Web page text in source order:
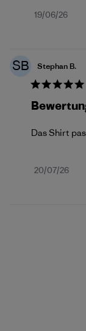
Data
19/06/26
SB Stephan B.
Das Shirt
Data
20/07/26